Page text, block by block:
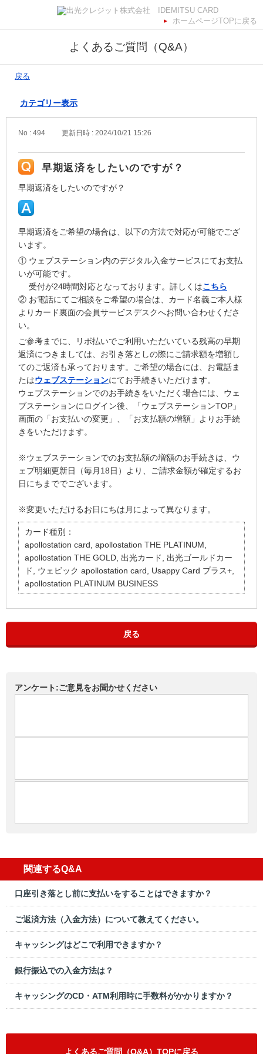
ホームページTOPに戻る
よくあるご質問（Q&A）
戻る
カテゴリー表示
No : 494 更新日時 : 2024/10/21 15:26
早期返済をしたいのですが？
早期返済をしたいのですが？
早期返済をご希望の場合は、以下の方法で対応が可能でござ
います。
① ウェブステーション内のデジタル入金サービスにてお支払
いが可能です。
受付が24時間対応となっております。詳しくはこちら
② お電話にてご相談をご希望の場合は、カード名義ご本人様
よりカード裏面の会員サービスデスクへお問い合わせくださ
い。
ご参考までに、リボ払いでご利用いただいている残高の早期
返済につきましては、お引き落としの際にご請求額を増額し
てのご返済も承っております。ご希望の場合には、お電話ま
たはウェブステーションにてお手続きいただけます。
ウェブステーションでのお手続きをいただく場合には、ウェ
ブステーションにログイン後、「ウェブステーションTOP」
画面の「お支払いの変更」、「お支払額の増額」よりお手続
きをいただけます。
※ウェブステーションでのお支払額の増額のお手続きは、ウ
ェブ明細更新日（毎月18日）より、ご請求金額が確定するお
日にちまででございます。
※変更いただけるお日にちは月によって異なります。
カード種別：
apollostation card, apollostation THE PLATINUM,
apollostation THE GOLD, 出光カード, 出光ゴールドカー
ド, ウェビック apollostation card, Usappy Card プラス+,
apollostation PLATINUM BUSINESS
戻る
アンケート:ご意見をお聞かせください
関連するQ&A
口座引き落とし前に支払いをすることはできますか？
ご返済方法（入金方法）について教えてください。
キャッシングはどこで利用できますか？
銀行振込での入金方法は？
キャッシングのCD・ATM利用時に手数料がかかりますか？
よくあるご質問（Q&A）TOPに戻る